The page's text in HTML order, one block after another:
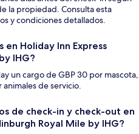
la propiedad. Consulta esta
y condiciones detallados.
en Holiday Inn Express
IHG?
un cargo de GBP 30 por mascota,
de servicio.
de check-in y check-out en
Royal Mile by IHG?